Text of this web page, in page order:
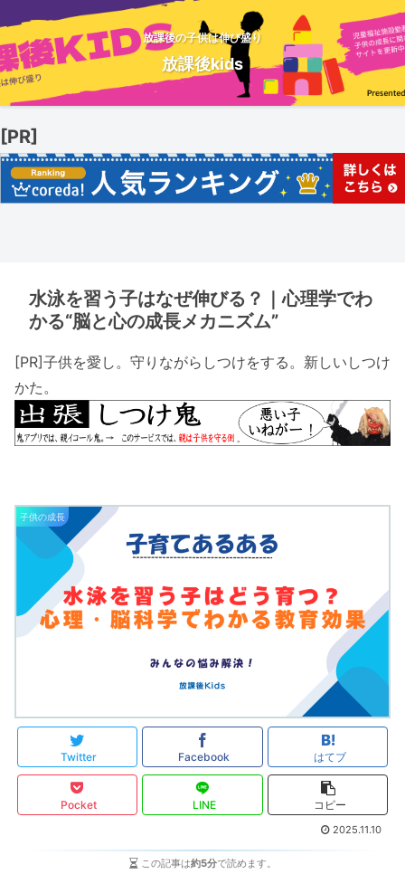
放課後の子供は伸び盛り
放課後kids
[PR]
水泳を習う子はなぜ伸びる？｜心理学でわ
かる“脳と心の成長メカニズム”
[PR]子供を愛し。守りながらしつけをする。新しいしつけ
かた。
子供の成長
Twitter Facebook はてブ
Pocket LINE コピー
2025.11.10
この記事は約5分で読めます。